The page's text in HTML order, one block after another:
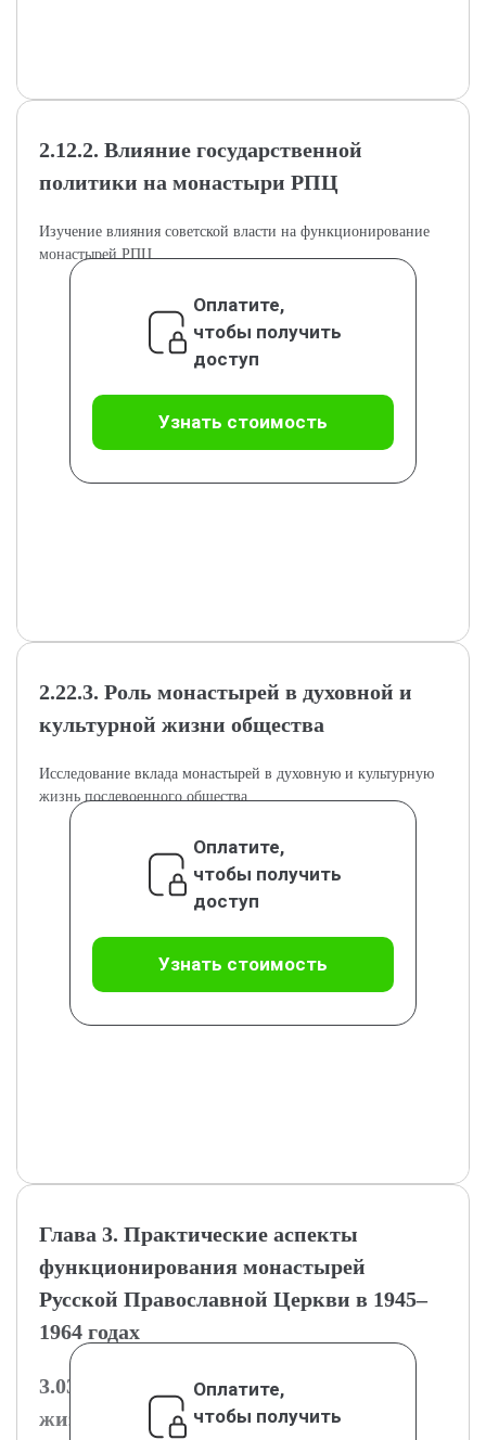
2.12.2. Влияние государственной
политики на монастыри РПЦ
Изучение влияния советской власти на функционирование
монастырей РПЦ.
Оплатите,
чтобы получить
доступ
Узнать стоимость
2.22.3. Роль монастырей в духовной и
культурной жизни общества
Исследование вклада монастырей в духовную и культурную
жизнь послевоенного общества.
Оплатите,
чтобы получить
доступ
Узнать стоимость
Глава 3. Практические аспекты
функционирования монастырей
Русской Православной Церкви в 1945–
1964 годах
3.03.1. Организация монастырской
жизни и повседневные обычаи
Оплатите,
чтобы получить